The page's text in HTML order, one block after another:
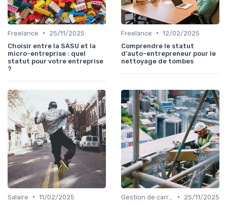
Freelance •
25/11/2025
Choisir entre la SASU et la
micro-entreprise : quel
statut pour votre entreprise
?
Freelance • 12/02/2025
Comprendre le statut
d'auto-entrepreneur pour le
nettoyage de tombes
Salaire • 11/02/2025
•
25/11/2025